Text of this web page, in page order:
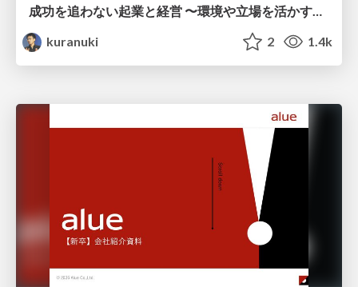
kuranuki
2 1.4k